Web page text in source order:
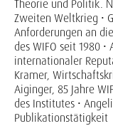
Theorie und Politik.
Zweiten Weltkrieg •
Anforderungen an
des WIFO seit 1980
internationaler
Kramer,
Aiginger, 85 Jahre
des Institutes •
Publikationstätigkeit